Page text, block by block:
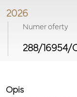
2026
Numer oferty
288/16954/
Opis